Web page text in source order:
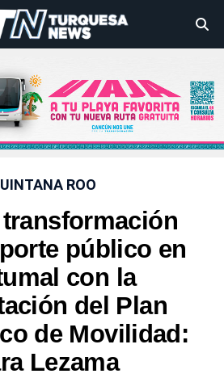
ROO
público en
con la
del Plan
de Movilidad:
Lezama